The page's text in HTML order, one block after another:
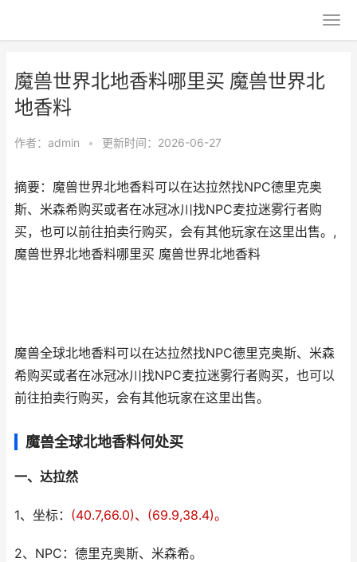
魔兽世界北地香料哪里买 魔兽世界北
地香料
作者： admin • 更新时间：2026-06-27
摘要：魔兽世界北地香料可以在达拉然找NPC德里克奥
斯、米森希购买或者在冰冠冰川找NPC麦拉迷雾行者购
买，也可以前往拍卖行购买，会有其他玩家在这里出售。,
魔兽世界北地香料哪里买 魔兽世界北地香料
魔兽全球北地香料可以在达拉然找NPC德里克奥斯、米森
希购买或者在冰冠冰川找NPC麦拉迷雾行者购买，也可以
前往拍卖行购买，会有其他玩家在这里出售。
魔兽全球北地香料何处买
一、达拉然
1、坐标： (40.7,66.0)、(69.9,38.4)。
2、NPC：德里克奥斯、米森希。